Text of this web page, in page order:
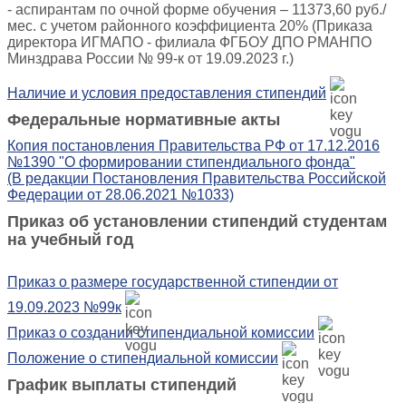
- аспирантам по очной форме обучения – 11373,60 руб./
мес. с учетом районного коэффициента 20% (Приказа
директора ИГМАПО - филиала ФГБОУ ДПО РМАНПО
Минздрава России № 99-к от 19.09.2023 г.)
Наличие и условия предоставления стипендий
Федеральные нормативные акты
Копия постановления Правительства РФ от 17.12.2016
№1390 "О формировании стипендиального фонда"
(В редакции Постановления Правительства Российской
Федерации от 28.06.2021 №1033)
Приказ об установлении стипендий студентам
на учебный год
Приказ о размере государственной стипендии от
19.09.2023 №99к
Приказ о создании стипендиальной комиссии
Положение о стипендиальной комиссии
График выплаты стипендий